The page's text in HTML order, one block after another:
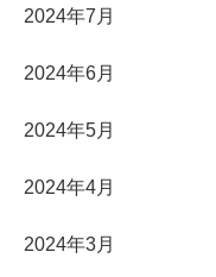
2024年7月
2024年6月
2024年5月
2024年4月
2024年3月